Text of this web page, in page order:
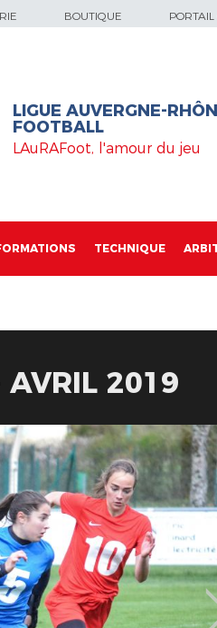
BOUTIQUE
LIGUE AUVERGNE-
FOOTBALL
LAuRAFoot, l'amour du jeu
TECHNIQUE
AVRIL 2019